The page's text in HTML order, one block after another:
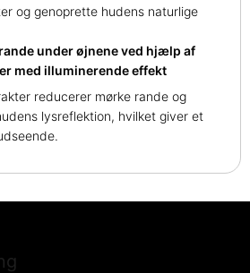
og genoprette hudens naturlige
under øjnene ved hjælp af
med illuminerende effekt
reducerer mørke rande og
lysreflektion, hvilket giver et